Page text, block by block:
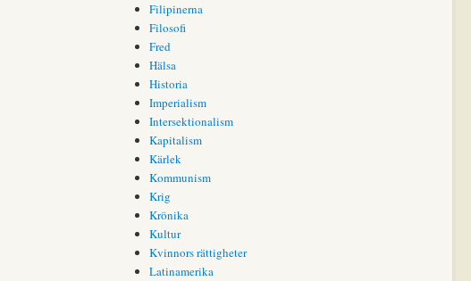
Filipinerna
Filosofi
Fred
Hälsa
Historia
Imperialism
Intersektionalism
Kapitalism
Kärlek
Kommunism
Krig
Krönika
Kultur
Kvinnors rättigheter
Latinamerika